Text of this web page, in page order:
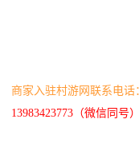
商家入驻村游网联系电话
13983423773（微信同号）